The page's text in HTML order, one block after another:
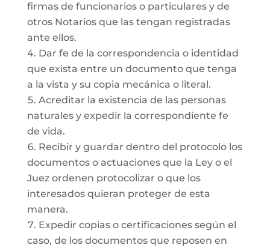
firmas de funcionarios o particulares y de
otros Notarios que las tengan registradas
ante ellos.
Dar fe de la correspondencia o identidad
que exista entre un documento que tenga
a la vista y su copia mecánica o literal.
Acreditar la existencia de las personas
naturales y expedir la correspondiente fe
de vida.
Recibir y guardar dentro del protocolo los
documentos o actuaciones que la Ley o el
Juez ordenen protocolizar o que los
interesados quieran proteger de esta
manera.
Expedir copias o certificaciones según el
caso, de los documentos que reposen en